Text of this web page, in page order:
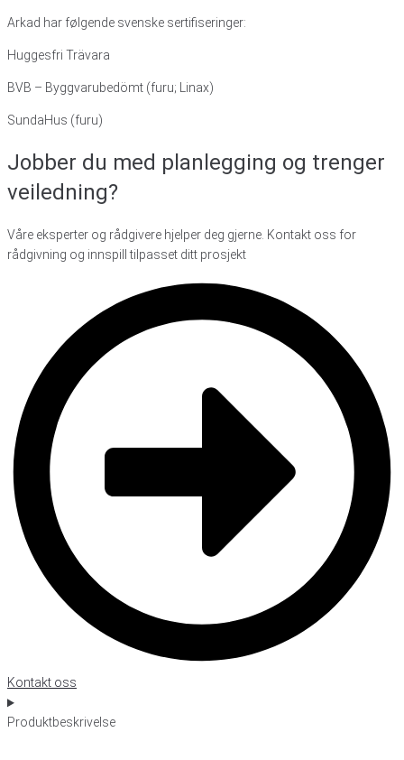
Arkad har følgende svenske sertifiseringer:
Huggesfri Trävara
BVB – Byggvarubedömt (furu; Linax)
SundaHus (furu)
Jobber du med planlegging og trenger
veiledning?
Våre eksperter og rådgivere hjelper deg gjerne. Kontakt oss for
rådgivning og innspill tilpasset ditt prosjekt
Kontakt oss
Produktbeskrivelse